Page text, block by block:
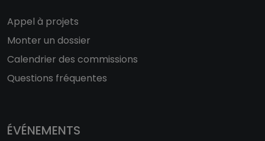
Appel à projets
Monter un dossier
Calendrier des commissions
Questions fréquentes
ÉVÉNEMENTS